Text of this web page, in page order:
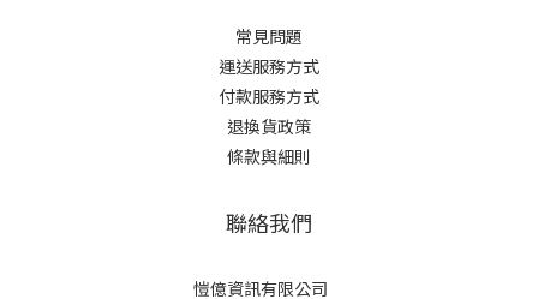
常見問題
運送服務方式
付款服務方式
退換貨政策
條款與細則
聯絡我們
愷億資訊有限公司